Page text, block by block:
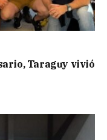
Taraguy vivió